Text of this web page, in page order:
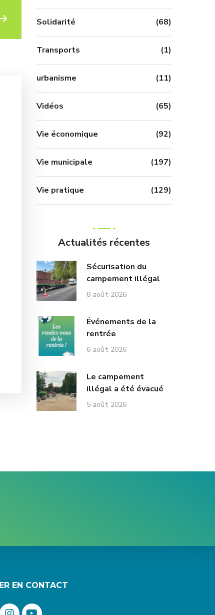
Solidarité (68)
Transports (1)
urbanisme (11)
Vidéos (65)
Vie économique (92)
Vie municipale (197)
Vie pratique (129)
Actualités récentes
Sécurisation du
campement illégal
8 août 2026
Événements de la
rentrée
6 août 2026
Le campement
illégal a été évacué
5 août 2026
EN CONTACT